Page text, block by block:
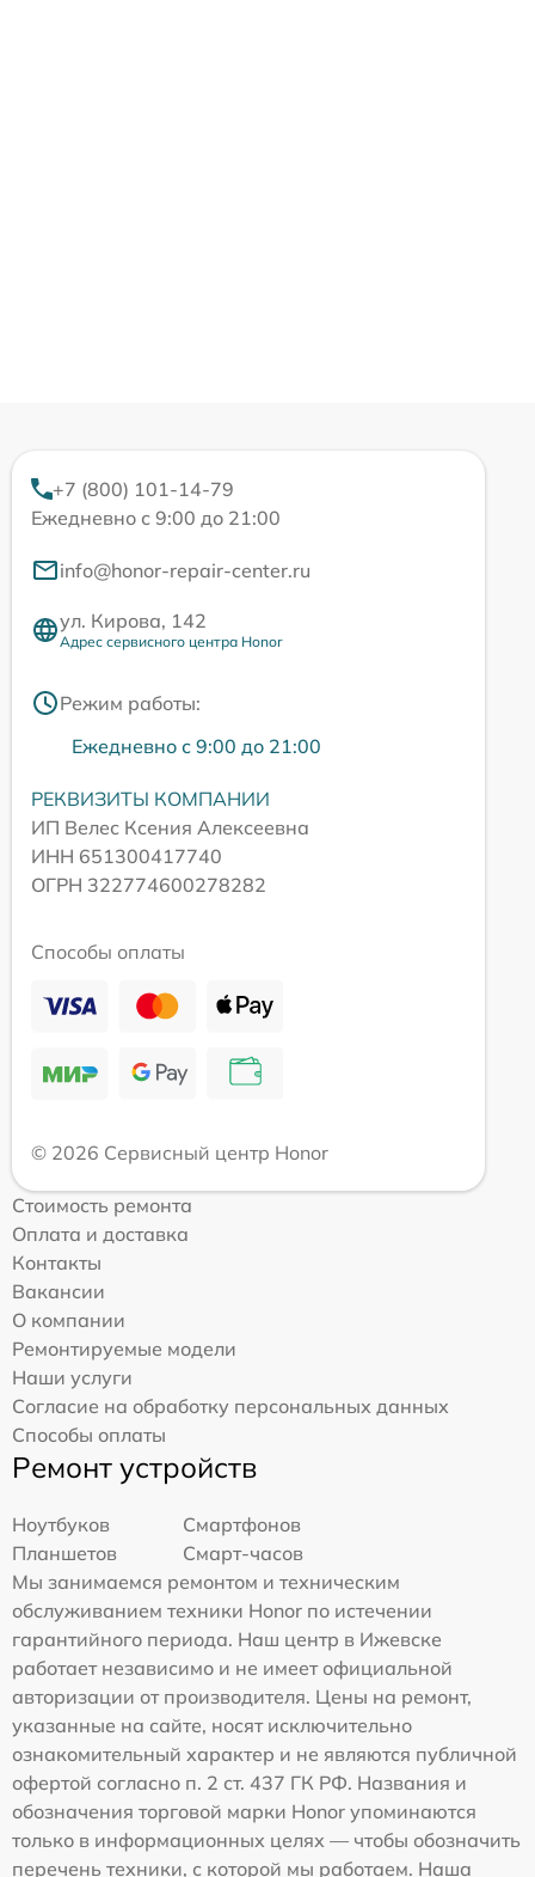
+7 (800) 101-14-79
Ежедневно с 9:00 до 21:00
info@honor-repair-center.ru
ул. Кирова, 142
Адрес сервисного центра Honor
Режим работы:
Ежедневно с 9:00 до 21:00
РЕКВИЗИТЫ КОМПАНИИ
ИП Велес Ксения Алексеевна
ИНН 651300417740
ОГРН 322774600278282
Способы оплаты
© 2026 Сервисный центр Honor
Стоимость ремонта
Оплата и доставка
Контакты
Вакансии
О компании
Ремонтируемые модели
Наши услуги
Согласие на обработку персональных данных
Способы оплаты
Ремонт устройств
Ноутбуков
Смартфонов
Планшетов
Смарт-часов
Мы занимаемся ремонтом и техническим
обслуживанием техники Honor по истечении
гарантийного периода. Наш центр в Ижевске
работает независимо и не имеет официальной
авторизации от производителя. Цены на ремонт,
указанные на сайте, носят исключительно
ознакомительный характер и не являются публичной
офертой согласно п. 2 ст. 437 ГК РФ. Названия и
обозначения торговой марки Honor упоминаются
только в информационных целях — чтобы обозначить
перечень техники, с которой мы работаем. Наша